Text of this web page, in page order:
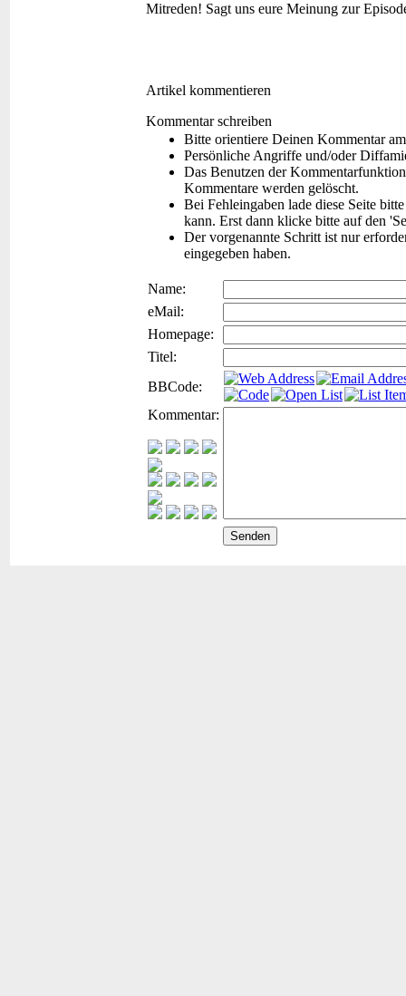
Mitreden! Sagt uns eure Meinung zur
Artikel kommentieren
Kommentar schreiben
Bitte orientiere Deinen Kommentar
Persönliche Angriffe und/oder
Das Benutzen der
Kommentare werden gelöscht.
Bei Fehleingaben lade diese Seite
kann. Erst dann klicke bitte auf den
Der vorgenannte Schritt ist nur
eingegeben haben.
Name:
eMail:
Homepage:
Titel:
BBCode:
Kommentar: